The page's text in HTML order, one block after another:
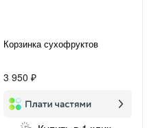
Корзинка сухофруктов
3 950 ₽